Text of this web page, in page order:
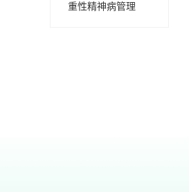
重性精神病管理